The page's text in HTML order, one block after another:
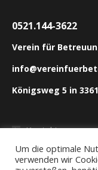
0521.144-3622
Verein für
Königsweg 5 in
Kontakt
Anfahrt
Um die optimale
verwenden wir